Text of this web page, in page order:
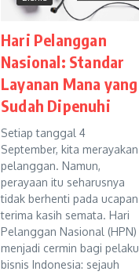
Hari Pelanggan
Nasional: Standar
Layanan Mana yang
Sudah Dipenuhi
Setiap tanggal 4
September, kita merayakan
pelanggan. Namun,
perayaan itu seharusnya
tidak berhenti pada ucapan
terima kasih semata. Hari
Pelanggan Nasional (HPN)
menjadi cermin bagi pelaku
bisnis Indonesia: sejauh